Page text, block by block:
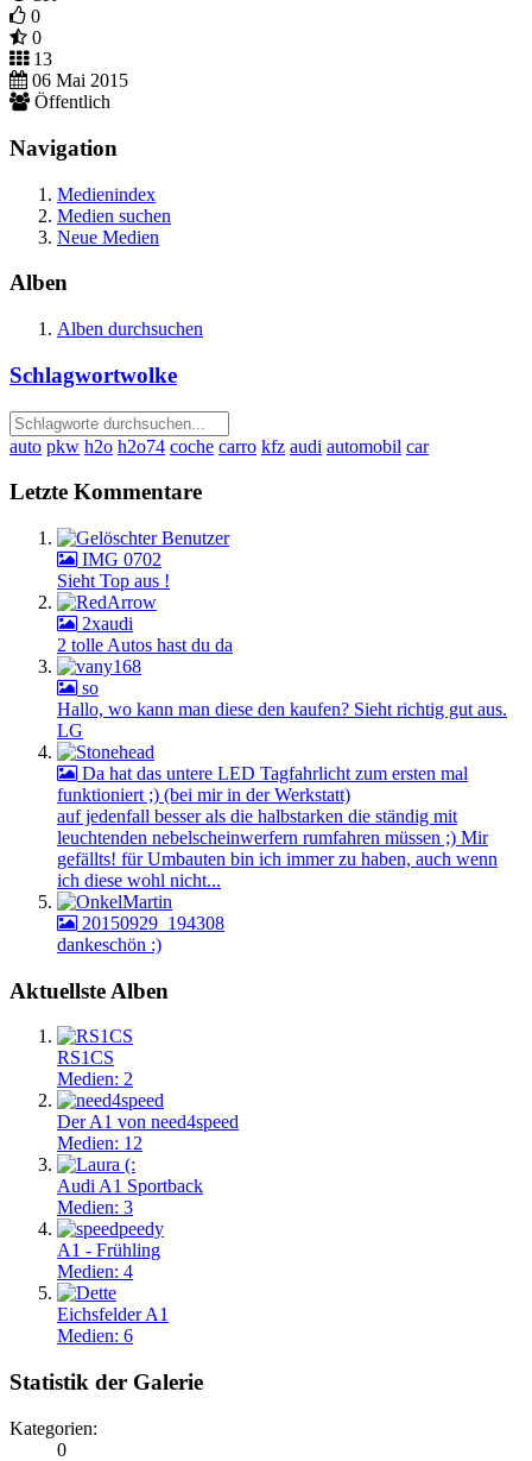
0
0
13
06 Mai 2015
Öffentlich
Navigation
Medienindex
Medien suchen
Neue Medien
Alben
Alben durchsuchen
Schlagwortwolke
auto pkw h2o h2o74 coche carro kfz audi automobil car
Letzte Kommentare
IMG 0702
Sieht Top aus !
2xaudi
2 tolle Autos hast du da
so
Hallo, wo kann man diese den kaufen? Sieht richtig gut aus.
LG
Da hat das untere LED Tagfahrlicht zum ersten mal
funktioniert ;) (bei mir in der Werkstatt)
auf jedenfall besser als die halbstarken die ständig mit
leuchtenden nebelscheinwerfern rumfahren müssen ;) Mir
gefällts! für Umbauten bin ich immer zu haben, auch wenn
ich diese wohl nicht...
20150929_194308
dankeschön :)
Aktuellste Alben
RS1CS
Medien: 2
Der A1 von need4speed
Medien: 12
Audi A1 Sportback
Medien: 3
A1 - Frühling
Medien: 4
Eichsfelder A1
Medien: 6
Statistik der Galerie
Kategorien:
0